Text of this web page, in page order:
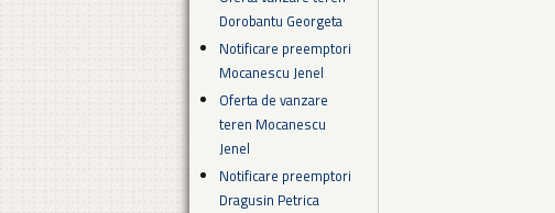
Dorobantu Georgeta
Notificare preemptori
Mocanescu Jenel
Oferta de vanzare
teren Mocanescu
Jenel
Notificare preemptori
Dragusin Petrica